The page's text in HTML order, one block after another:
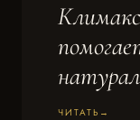
ЧИТАТЬ